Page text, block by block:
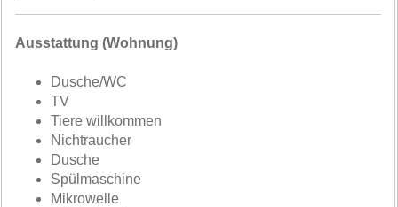
Ausstattung (Wohnung)
Dusche/WC
TV
Tiere willkommen
Nichtraucher
Dusche
Spülmaschine
Mikrowelle